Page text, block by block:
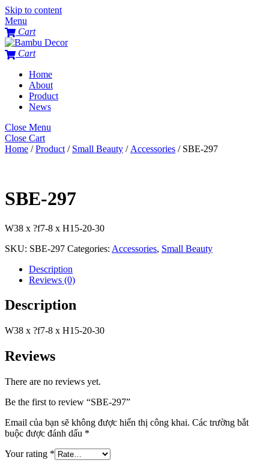
Skip to content
Menu
Cart
Cart
Home
About
Product
News
Close Menu
Close Cart
Home /Product / Small Beauty / Accessories / SBE-297
SBE-297
W38 x ?f7-8 x H15-20-30
SKU: SBE-297 Categories: Accessories, Small Beauty
Description
Reviews (0)
Description
W38 x ?f7-8 x H15-20-30
Reviews
There are no reviews yet.
Be the first to review “SBE-297”
Email của bạn sẽ không được hiển thị công khai. Các trường bắt
buộc được đánh dấu *
Your rating *